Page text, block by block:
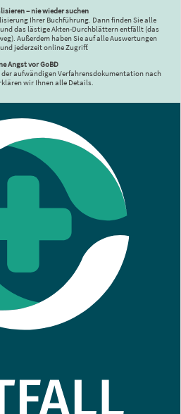
– nie wieder suchen
Ihrer Buchführung. Dann finden Sie alle
das lästige Akten-Durchblättern entfällt (das
Außerdem haben Sie auf alle Auswertungen
jederzeit online Zugriff.
Angst vor GoBD
aufwändigen Verfahrensdokumentation nach
wir Ihnen alle Details.